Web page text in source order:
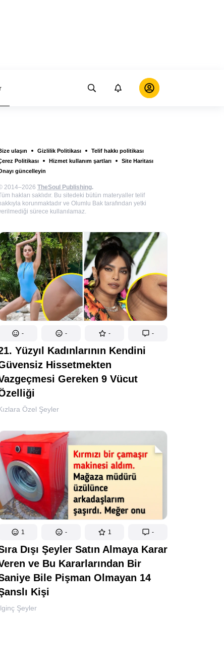
ulaşın Gizlilik Politikası
Telif hakkı politikası
Politikası
Hizmet kullanım şartları
Site Haritası
güncelleyin
2014–2026 TheSoul Publishing.
hakları saklıdır. Bu sitedeki bütün materyaller telif
korunmaktadır ve Olumlu Bak tarafından yetki
sürece kullanılamaz.
- - - -
Yüzyıl Kadınlarının Kendini
Hissetmekten
Gereken 9 Vücut
Özel Şeyler
1 - 1 -
Dışı Şeyler Satın Almaya Karar
ve Bu Kararlarından Bir
Bile Pişman Olmayan 14
Kişi
Şeyler